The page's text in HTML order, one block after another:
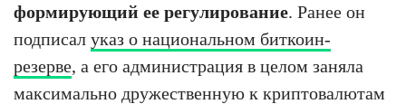
формирующий ее регулирование. Ранее он
подписал указ о национальном биткоин-
резерве, а его администрация в целом заняла
максимально дружественную к криптовалютам